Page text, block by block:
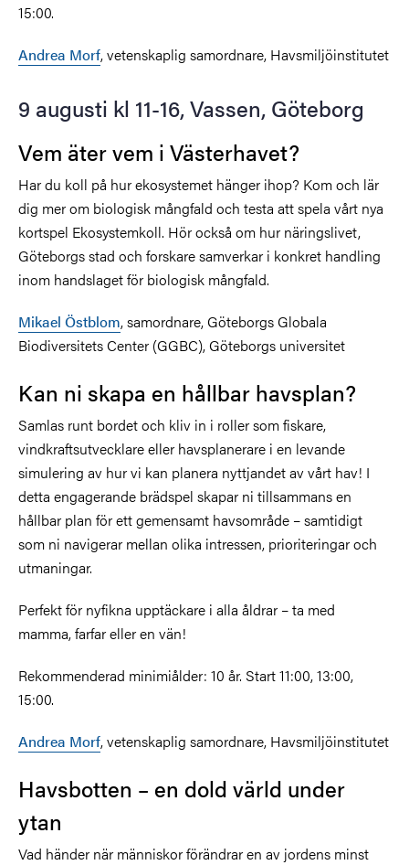
15:00.
Andrea Morf, vetenskaplig samordnare, Havsmiljöinstitutet
9 augusti kl 11-16, Vassen, Göteborg
Vem äter vem i Västerhavet?
Har du koll på hur ekosystemet hänger ihop? Kom och lär
dig mer om biologisk mångfald och testa att spela vårt nya
kortspel Ekosystemkoll. Hör också om hur näringslivet,
Göteborgs stad och forskare samverkar i konkret handling
inom handslaget för biologisk mångfald.
Mikael Östblom, samordnare, Göteborgs Globala
Biodiversitets Center (GGBC), Göteborgs universitet
Kan ni skapa en hållbar havsplan?
Samlas runt bordet och kliv in i roller som fiskare,
vindkraftsutvecklare eller havsplanerare i en levande
simulering av hur vi kan planera nyttjandet av vårt hav! I
detta engagerande brädspel skapar ni tillsammans en
hållbar plan för ett gemensamt havsområde – samtidigt
som ni navigerar mellan olika intressen, prioriteringar och
utmaningar.
Perfekt för nyfikna upptäckare i alla åldrar – ta med
mamma, farfar eller en vän!
Rekommenderad minimiålder: 10 år. Start 11:00, 13:00,
15:00.
Andrea Morf, vetenskaplig samordnare, Havsmiljöinstitutet
Havsbotten – en dold värld under
ytan
Vad händer när människor förändrar en av jordens minst